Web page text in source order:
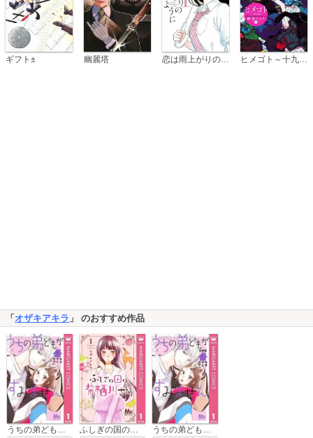
ギフト± 幽麗塔 恋は雨上がりのように ヒメゴト～十九歳の制服～
「 オザキアキラ 」 のおすすめ作品